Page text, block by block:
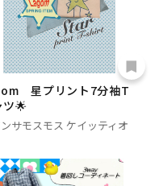
星プリント7分袖T
ツ🌟
サモスモス ケイッティオ